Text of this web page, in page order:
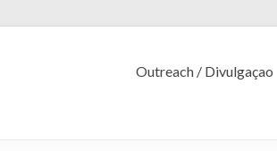
Outreach / Divulgaçao